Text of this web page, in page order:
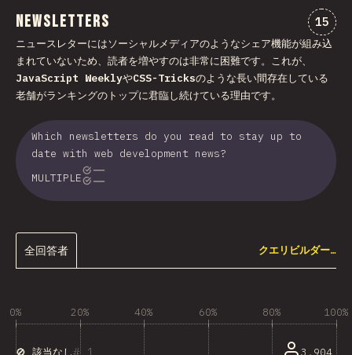
Newsletters 15
ニュースレターにはソーシャルメディアのようなシェア機能が組み込
まれていないため、読者を増やすのは非常に困難です。これが、
JavaScript WeeklyやCSS-Tricksのような長い間存在している
老舗がランキングのトップに君臨し続けている理由です。
Which newsletters do you read to stay up to
date with web development news?
MULTIPLE
全回答者 クエリビルダー…
0% 20% 40% 60% 80% 100%
1
🚫 該当なし 3,904